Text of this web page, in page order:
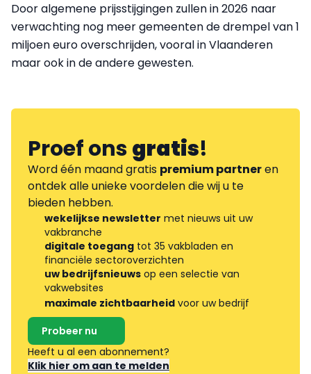
Door algemene prijsstijgingen zullen in 2026 naar
verwachting nog meer gemeenten de drempel van 1
miljoen euro overschrijden, vooral in Vlaanderen
maar ook in de andere gewesten.
Proef onsgratis!
Word één maand gratis premium partneren
ontdek alle unieke voordelen die wij u te
bieden hebben.
wekelijkse newsletter met nieuws uit uw
vakbranche
digitale toegang tot 35 vakbladen en
financiële sectoroverzichten
uw bedrijfsnieuws op een selectie van
vakwebsites
maximale zichtbaarheid voor uw bedrijf
Probeer nu
Heeft u al een abonnement?
Klik hier om aan te melden